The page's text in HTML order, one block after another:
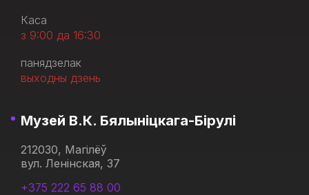
Каса
з 9:00 да 16:30
панядзелак
выходны дзень
Музей В.К. Бялыніцкага-Бірулі
212030, Магілёў
вул. Ленінская, 37
+375 222 65 88 00